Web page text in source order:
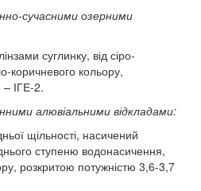
сучасними озерними
суглинку, від сіро-
коричневого кольору,
ІГЕ-2.
алювіальними відкладами:
щільності, насичений
ступеню водонасичення,
розкритою потужністю 3,6-3,7